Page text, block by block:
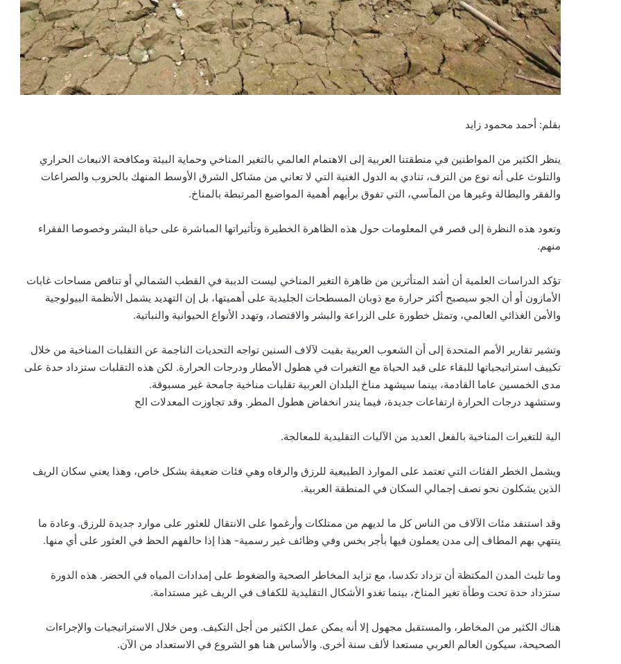
بقلم: أحمد محمود زايد
ينظر الكثير من المواطنين في منطقتنا العربية إلى الاهتمام العالمي بالتغير المناخي وحماية البيئة ومكافحة الانبعاث الحراري
والتلوث على أنه نوع من الترف، تنادي به الدول الغنية التي لا تعاني من مشاكل الشرق الأوسط المنهك بالحروب والصراعات
والفقر والبطالة وغيرها من المآسي، التي تفوق برأيهم أهمية المواضيع المرتبطة بالمناخ.
وتعود هذه النظرة إلى قصر في المعلومات حول هذه الظاهرة الخطيرة وتأثيراتها المباشرة على حياة البشر وخصوصا الفقراء
منهم.
تؤكد الدراسات العلمية أن أشد المتأثرين من ظاهرة التغير المناخي ليست الدببة في القطب الشمالي أو تناقص مساحات غابات
الأمازون أو أن الجو سيصبح أكثر حرارة مع ذوبان المسطحات الجليدية على أهميتها، بل إن التهديد يشمل الأنظمة البيولوجية
والأمن الغذائي العالمي، وتمثل خطورة على الزراعة والبشر والاقتصاد، وتهدد الأنواع الحيوانية والنباتية.
وتشير تقارير الأمم المتحدة إلى أن الشعوب العربية بقيت لآلاف السنين تواجه التحديات الناجمة عن التقلبات المناخية من خلال
تكييف استراتيجياتها للبقاء على قيد الحياة مع التغيرات في هطول الأمطار ودرجات الحرارة. لكن هذه التقلبات ستزداد حدة على
مدى الخمسين عاما القادمة، بينما سيشهد مناخ البلدان العربية تقلبات مناخية جامحة غير مسبوقة.
وستشهد درجات الحرارة ارتفاعات جديدة، فيما يندر انخفاض هطول المطر. وقد تجاوزت المعدلات الح
الية للتغيرات المناخية بالفعل العديد من الآليات التقليدية للمعالجة.
ويشمل الخطر الفئات التي تعتمد على الموارد الطبيعية للرزق والرفاه وهي فئات ضعيفة بشكل خاص، وهذا يعني سكان الريف
الذين يشكلون نحو نصف إجمالي السكان في المنطقة العربية.
وقد استنفد مئات الآلاف من الناس كل ما لديهم من ممتلكات وأرغموا على الانتقال للعثور على موارد جديدة للرزق. وعادة ما
ينتهي بهم المطاف إلى مدن يعملون فيها بأجر بخس وفي وظائف غير رسمية- هذا إذا حالفهم الحظ في العثور على أي منها.
وما تلبث المدن المكتظة أن تزداد تكدسا، مع تزايد المخاطر الصحية والضغوط على إمدادات المياه في الحضر. هذه الدورة
ستزداد حدة تحت وطأة تغير المناخ، بينما تغدو الأشكال التقليدية للكفاف في الريف غير مستدامة.
هناك الكثير من المخاطر، والمستقبل مجهول إلا أنه يمكن عمل الكثير من أجل التكيف. ومن خلال الاستراتيجيات والإجراءات
الصحيحة، سيكون العالم العربي مستعدا لألف سنة أخرى. والأساس هنا هو الشروع في الاستعداد من الآن.